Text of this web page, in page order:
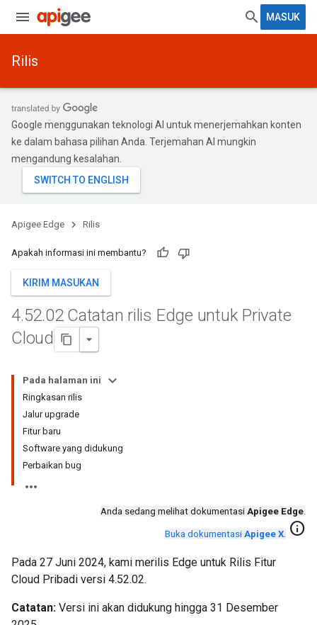
MASUK
Rilis
Google menggunakan teknologi AI untuk menerjemahkan konten
ke dalam bahasa pilihan Anda. Terjemahan AI mungkin
mengandung kesalahan.
Apigee Edge Rilis
Apakah informasi ini membantu?
KIRIM MASUKAN
4.52.02 Catatan rilis Edge untuk Private
Cloud
Pada halaman ini
Ringkasan rilis
Jalur upgrade
Fitur baru
Software yang didukung
Perbaikan bug
Anda sedang melihat dokumentasi Apigee Edge.
Buka dokumentasi Apigee X. info
Pada 27 Juni 2024, kami merilis Edge untuk Rilis Fitur
Cloud Pribadi versi 4.52.02.
Catatan: Versi ini akan didukung hingga 31 Desember